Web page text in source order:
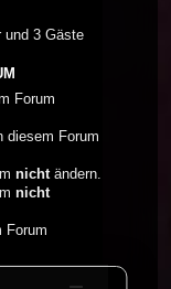
und 3 Gäste
Forum
diesem Forum
nicht ändern.
nicht
Forum